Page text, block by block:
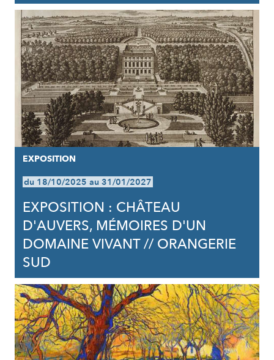
EXPOSITION
du 18/10/2025 au 31/01/2027
EXPOSITION : CHÂTEAU
D'AUVERS, MÉMOIRES D'UN
DOMAINE VIVANT // ORANGERIE
SUD